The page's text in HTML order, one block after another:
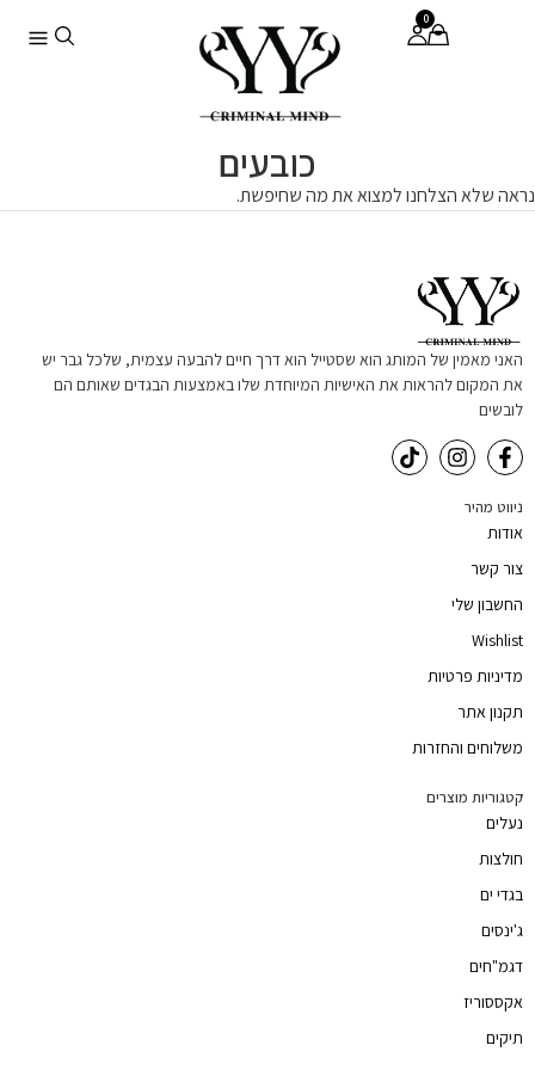
0
כובעים
נראה שלא הצלחנו למצוא את מה שחיפשת.
האני מאמין של המותג הוא שסטייל הוא דרך חיים להבעה עצמית, שלכל גבר יש
את המקום להראות את האישיות המיוחדת שלו באמצעות הבגדים שאותם הם
לובשים
ניווט מהיר
אודות
צור קשר
החשבון שלי
Wishlist
מדיניות פרטיות
תקנון אתר
משלוחים והחזרות
קטגוריות מוצרים
נעלים
חולצות
בגדי ים
ג'ינסים
דגמ"חים
אקססוריז
תיקים